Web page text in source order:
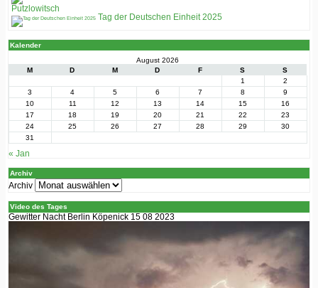
Putzlowitsch
Tag der Deutschen Einheit 2025
Kalender
August 2026
M
D M D F S
S
1
2
3
4 5 6 7 8
9
10
11 12 13 14 15
16
17
18 19 20 21 22
23
24
25 26 27 28 29
30
31
« Jan
Archiv
Archiv
Video des Tages
Gewitter Nacht Berlin Köpenick 15 08 2023